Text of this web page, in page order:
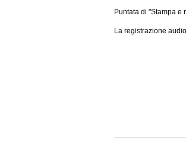
Puntata di "Stampa
La registrazione